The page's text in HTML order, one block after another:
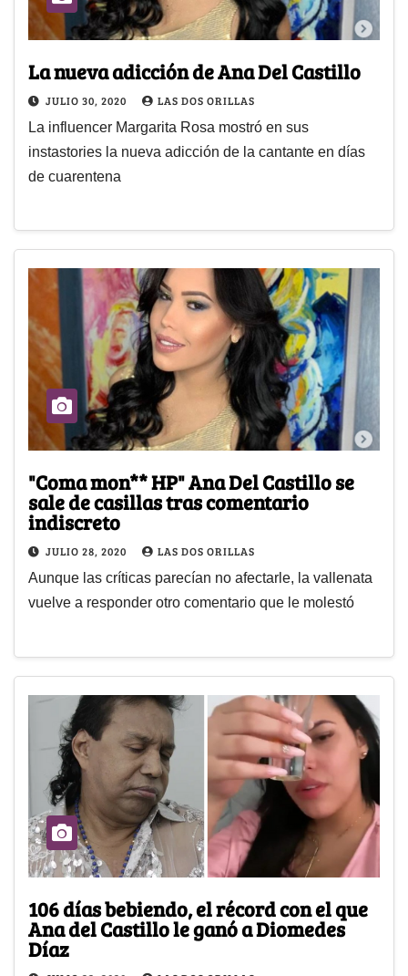
La nueva adicción de Ana Del Castillo
JULIO 30, 2020 LAS DOS ORILLAS
La influencer Margarita Rosa mostró en sus
instastories la nueva adicción de la cantante en días
de cuarentena
"Coma mon** HP" Ana Del Castillo se
sale de casillas tras comentario
indiscreto
JULIO 28, 2020 LAS DOS ORILLAS
Aunque las críticas parecían no afectarle, la vallenata
vuelve a responder otro comentario que le molestó
106 días bebiendo, el récord con el que
Ana del Castillo le ganó a Diomedes
Díaz